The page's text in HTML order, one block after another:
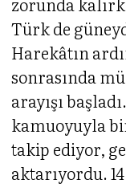
Türk de
Harekâtın
sonrasında
arayışı
kamuoyuyla
takip ediyor,
aktarıyordu.